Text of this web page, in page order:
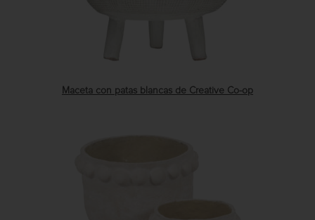
Maceta con patas blancas de Creative Co-op